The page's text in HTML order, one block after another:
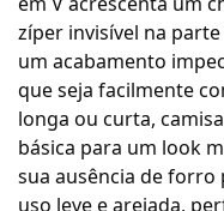
zíper invisível na
um acabamento
que seja facilmente
longa ou curta,
básica para um look
sua ausência de
uso leve e arejada,